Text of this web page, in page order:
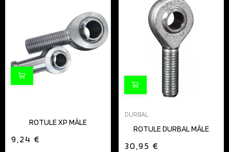
ROTULE XP MÂLE
9,24 €
DURBAL
ROTULE DURBAL MÂLE
30,95 €